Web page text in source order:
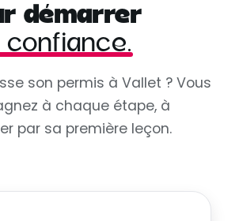
démarrer
confiance.
son permis à Vallet ? Vous
à chaque étape, à
par sa première leçon.